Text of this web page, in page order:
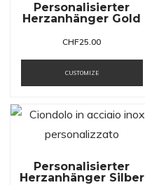
Personalisierter
Herzanhänger Gold
CHF25.00
CUSTOMIZE
Personalisierter
Herzanhänger Silber